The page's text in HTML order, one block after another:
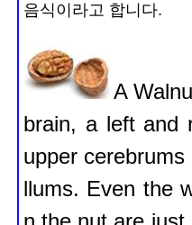
음식이라고 합니다.
A
brain, a left and
upper
llums. Even the